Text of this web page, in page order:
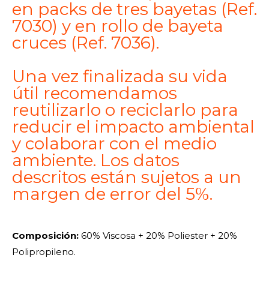
en packs de tres bayetas (Ref.
7030) y en rollo de bayeta
cruces (Ref. 7036).
Una vez finalizada su vida
útil recomendamos
reutilizarlo o reciclarlo para
reducir el impacto ambiental
y colaborar con el medio
ambiente. Los datos
descritos están sujetos a un
margen de error del 5%.
Composición: 60% Viscosa + 20% Poliester + 20%
Polipropileno.